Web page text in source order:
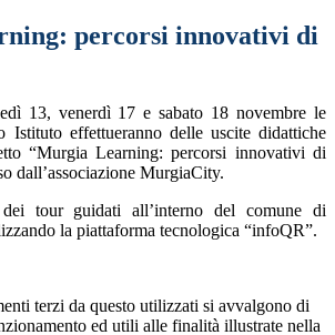
percorsi innovativi di
13, venerdì 17 e sabato 18 novembre le
Istituto effettueranno delle uscite didattiche
“Murgia Learning: percorsi innovativi di
dall’associazione MurgiaCity.
tour guidati all’interno del comune di
la piattaforma tecnologica “infoQR”.
terzi da questo utilizzati si avvalgono di
ed utili alle finalità illustrate nella